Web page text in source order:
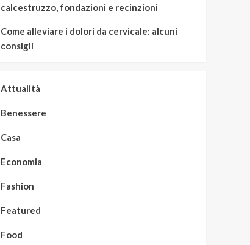
calcestruzzo, fondazioni e recinzioni
Come alleviare i dolori da cervicale: alcuni
consigli
Attualità
Benessere
Casa
Economia
Fashion
Featured
Food